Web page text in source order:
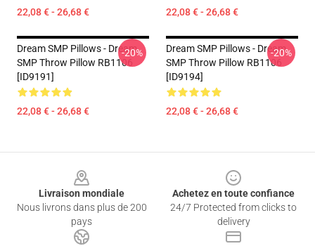
22,08 € - 26,68 € 22,08 € - 26,68 €
Dream SMP Pillows - Dream
SMP Throw Pillow RB1106
[ID9191]
22,08 € - 26,68 €
-20%
Dream SMP Pillows - Dream
SMP Throw Pillow RB1106
[ID9194]
22,08 € - 26,68 €
-20%
Livraison mondiale
Nous livrons dans plus de 200
pays
Achetez en toute confiance
24/7 Protected from clicks to
delivery